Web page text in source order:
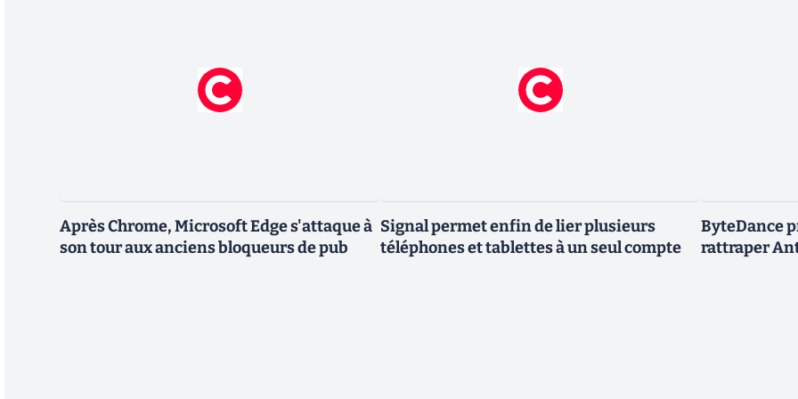
Après Chrome, Microsoft Edge s'attaque à
son tour aux anciens bloqueurs de pub
Signal permet enfin de lier plusieurs
téléphones et tablettes à un seul compte
ByteDance
rattraper